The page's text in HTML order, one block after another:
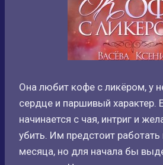
Она любит кофе с ликёром, у
сердце и паршивый характер.
начинается с чая, интриг и
убить. Им предстоит работать
месяца, но для начала бы